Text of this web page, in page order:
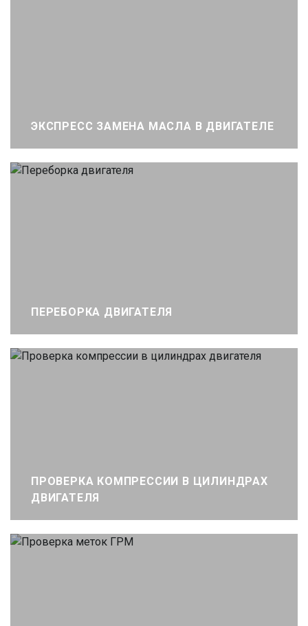
ЭКСПРЕСС ЗАМЕНА МАСЛА В ДВИГАТЕЛЕ
ПЕРЕБОРКА ДВИГАТЕЛЯ
ПРОВЕРКА КОМПРЕССИИ В ЦИЛИНДРАХ
ДВИГАТЕЛЯ